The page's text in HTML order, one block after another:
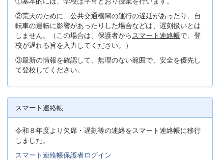
②荒天のために、公共交通機関の運行の遅延があったり、自
転車の運転に影響があったりした場合などは、遅刻扱いとは
しません。（この場合は、保護者から スマート連絡帳で、登
校が遅れる旨を入力してください。）
③最新の情報を確認して、無理のない範囲で、安全を優先し
て登校してください。
スマート連絡帳
令和８年度より欠席・遅刻等の連絡をスマート連絡帳に移行
しました。
スマート連絡帳保護者ログイン